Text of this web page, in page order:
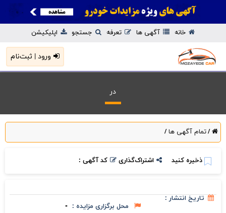
خانه آگهی ها تعرفه جستجو اپلیکیشن
ورود | ثبت‌نام
در
/تمام آگهی ها/
ذخیره کنید اشتراک‌گذاری کد آگهی :
تاریخ انتشار :
محل برگزاری مزایده : -